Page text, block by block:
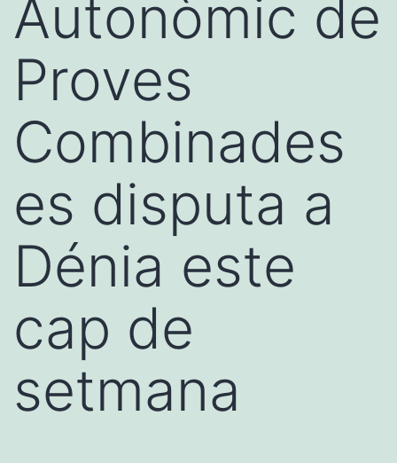
Autonòmic de
Proves
Combinades
es disputa a
Dénia este
cap de
setmana